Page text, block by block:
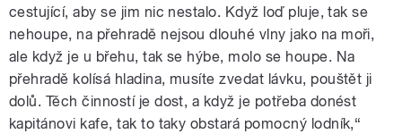
cestující, aby se jim nic nestalo. Když loď pluje, tak se
nehoupe, na přehradě nejsou dlouhé vlny jako na moři,
ale když je u břehu, tak se hýbe, molo se houpe. Na
přehradě kolísá hladina, musíte zvedat lávku, pouštět ji
dolů. Těch činností je dost, a když je potřeba donést
kapitánovi kafe, tak to taky obstará pomocný lodník,“